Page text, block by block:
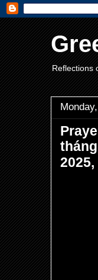
Reflections